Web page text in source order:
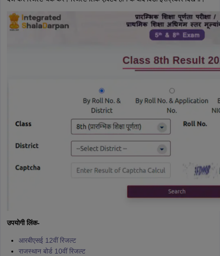
उपयोगी लिंक-
आरबीएसई 12वीं रिजल्ट
राजस्थान बोर्ड 10वीं रिजल्ट